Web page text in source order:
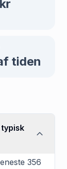
kr
tiden
356